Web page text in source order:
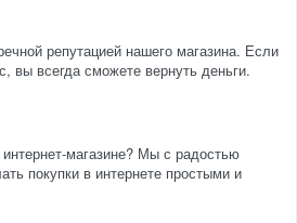
репутацией нашего магазина. Если
вы всегда сможете вернуть деньги.
магазине? Мы с радостью
покупки в интернете простыми и